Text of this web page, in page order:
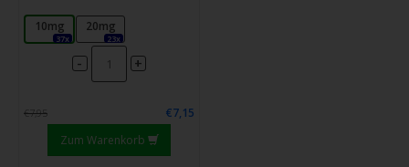
10mg
37x
20mg
23x
- +
€7,95
€7,15
Zum Warenkorb